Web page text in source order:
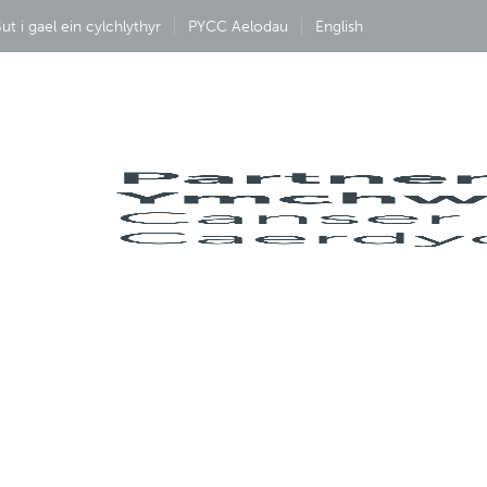
i gael ein cylchlythyr PYCC Aelodau English